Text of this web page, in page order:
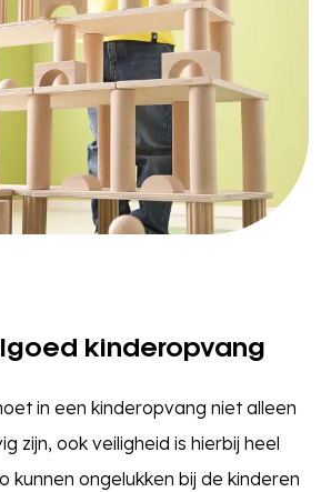
kinderopvang
in een kinderopvang niet alleen
zijn, ook veiligheid is hierbij heel
kunnen ongelukken bij de kinderen